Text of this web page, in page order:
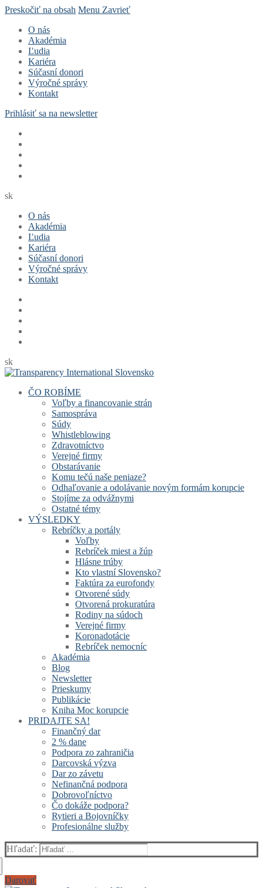
Preskočiť na obsah Menu Zavrieť
O nás
Akadémia
Ľudia
Kariéra
Súčasní donori
Výročné správy
Kontakt
Prihlásiť sa na newsletter
sk
O nás
Akadémia
Ľudia
Kariéra
Súčasní donori
Výročné správy
Kontakt
sk
ČO ROBÍME
Voľby a financovanie strán
Samospráva
Súdy
Whistleblowing
Zdravotníctvo
Verejné firmy
Obstarávanie
Komu tečú naše peniaze?
Odhaľovanie a odolávanie novým formám korupcie
Stojíme za odvážnymi
Ostatné témy
VÝSLEDKY
Rebríčky a portály
Voľby
Rebríček miest a žúp
Hlásne trúby
Kto vlastní Slovensko?
Faktúra za eurofondy
Otvorené súdy
Otvorená prokuratúra
Rodiny na súdoch
Verejné firmy
Koronadotácie
Rebríček nemocníc
Akadémia
Blog
Newsletter
Prieskumy
Publikácie
Kniha Moc korupcie
PRIDAJTE SA!
Finančný dar
2 % dane
Podpora zo zahraničia
Darcovská výzva
Dar zo závetu
Nefinančná podpora
Dobrovoľníctvo
Čo dokáže podpora?
Rytieri a Bojovníčky
Profesionálne služby
Hľadať:
Darovať